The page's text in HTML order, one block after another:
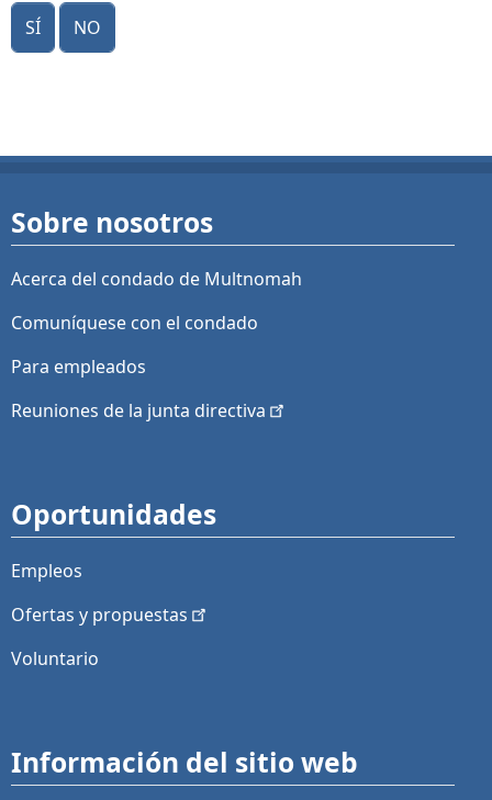
Sí No
Sobre nosotros
Acerca del condado de Multnomah
Comuníquese con el condado
Para empleados
Reuniones de la junta directiva
Oportunidades
Empleos
Ofertas y propuestas
Voluntario
Información del sitio web